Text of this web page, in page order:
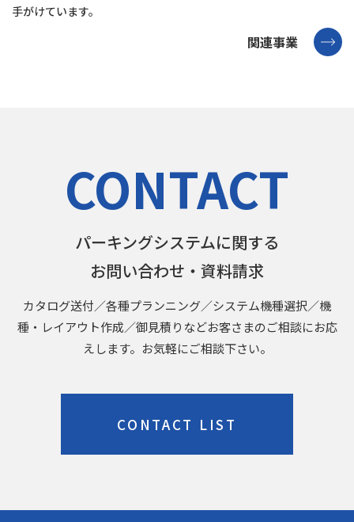
⼿がけています。
関連事業
CONTACT
パーキングシステムに関する
お問い合わせ・資料請求
カタログ送付／各種プランニング／システム機種選択／機
種・レイアウト作成／御見積りなどお客さまのご相談にお応
えします。お気軽にご相談下さい。
CONTACT LIST